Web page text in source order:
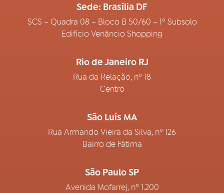
Sede: Brasília DF
SCS – Quadra 08 – Bloco B 50/60 – 1º Subsolo
Edifício Venâncio Shopping
Rio de Janeiro RJ
Rua da Relação, nº 18
Centro
São Luís MA
Rua Armando Vieira da Silva, nº 126
Bairro de Fátima
São Paulo SP
Avenida Mofarrej, nº 1.200